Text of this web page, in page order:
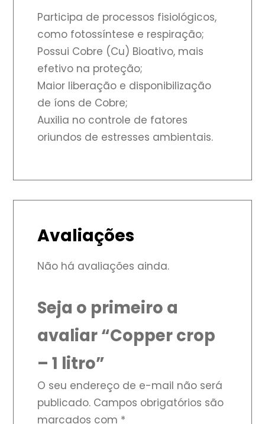
Participa de processos fisiológicos,
como fotossíntese e respiração;
Possui Cobre (Cu) Bioativo, mais
efetivo na proteção;
Maior liberação e disponibilização
de íons de Cobre;
Auxilia no controle de fatores
oriundos de estresses ambientais.
Avaliações
Não há avaliações ainda.
Seja o primeiro a
avaliar “Copper crop
– 1 litro”
O seu endereço de e-mail não será
publicado. Campos obrigatórios são
marcados com *